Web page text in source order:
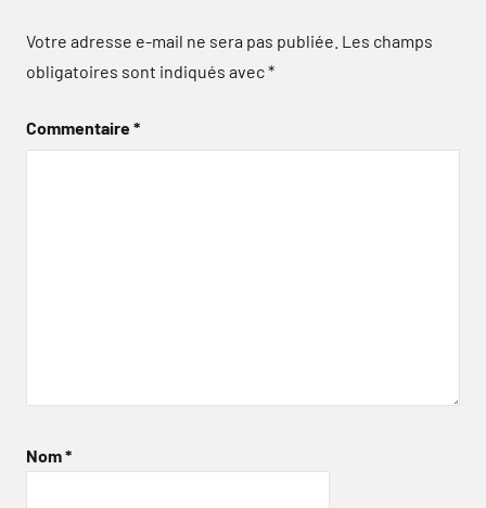
Votre adresse e-mail ne sera pas publiée. Les champs
obligatoires sont indiqués avec*
Commentaire*
Nom*